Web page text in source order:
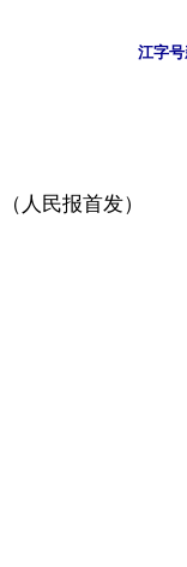
江字
（人民报首发）